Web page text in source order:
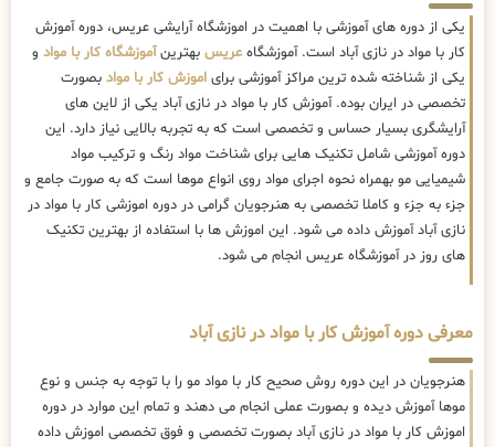
یکی از دوره های آموزشی با اهمیت در اموزشگاه آرایشی عریس، دوره آموزش
کار با مواد در نازی آباد است. آموزشگاه عریس بهترینآموزشگاه کار با مواد و
یکی از شناخته شده ترین مراکز آموزشی برای اموزش کار با مواد بصورت
تخصصی در ایران بوده. آموزش کار با مواد در نازی آباد یکی از لاین های
آرایشگری بسیار حساس و تخصصی است که به تجربه بالایی نیاز دارد. این
دوره آموزشی شامل تکنیک هایی برای شناخت مواد رنگ و ترکیب مواد
شیمیایی مو بهمراه نحوه اجرای مواد روی انواع موها است که به صورت جامع و
جزء به جزء و کاملا تخصصی به هنرجویان گرامی در دوره اموزشی کار با مواد در
نازی آباد آموزش داده می شود. این اموزش ها با استفاده از بهترین تکنیک
های روز در آموزشگاه عریس انجام می شود.
معرفی دوره آموزش کار با مواد در نازی آباد
هنرجویان در این دوره روش صحیح کار با مواد مو را با توجه به جنس و نوع
موها آموزش دیده و بصورت عملی انجام می دهند و تمام این موارد در دوره
اموزش کار با مواد در نازی آباد بصورت تخصصی و فوق تخصصی اموزش داده